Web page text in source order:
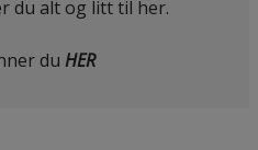
du alt og litt til her.
du HER